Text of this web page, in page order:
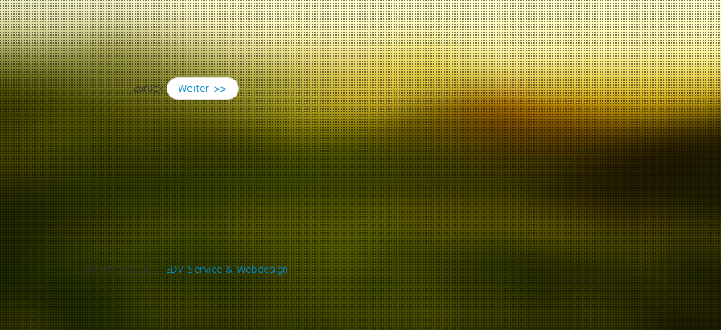
Zurück Weiter >>
..::workfriends.de::..EDV-Service & Webdesign